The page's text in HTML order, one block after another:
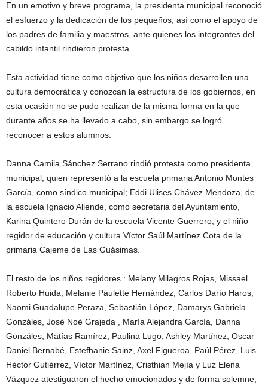
En un emotivo y breve programa, la presidenta municipal reconoció
el esfuerzo y la dedicación de los pequeños, así como el apoyo de
los padres de familia y maestros, ante quienes los integrantes del
cabildo infantil rindieron protesta.
Esta actividad tiene como objetivo que los niños desarrollen una
cultura democrática y conozcan la estructura de los gobiernos, en
esta ocasión no se pudo realizar de la misma forma en la que
durante años se ha llevado a cabo, sin embargo se logró
reconocer a estos alumnos.
Danna Camila Sánchez Serrano rindió protesta como presidenta
municipal, quien representó a la escuela primaria Antonio Montes
García, como síndico municipal; Eddi Ulises Chávez Mendoza, de
la escuela Ignacio Allende, como secretaria del Ayuntamiento,
Karina Quintero Durán de la escuela Vicente Guerrero, y el niño
regidor de educación y cultura Víctor Saúl Martínez Cota de la
primaria Cajeme de Las Guásimas.
El resto de los niños regidores : Melany Milagros Rojas, Missael
Roberto Huida, Melanie Paulette Hernández, Carlos Darío Haros,
Naomi Guadalupe Peraza, Sebastián López, Damarys Gabriela
Gonzáles, José Noé Grajeda , María Alejandra García, Danna
Gonzáles, Matías Ramírez, Paulina Lugo, Ashley Martínez, Oscar
Daniel Bernabé, Estefhanie Sainz, Axel Figueroa, Paúl Pérez, Luis
Héctor Gutiérrez, Víctor Martínez, Cristhian Mejía y Luz Elena
Vázquez atestiguaron el hecho emocionados y de forma solemne,